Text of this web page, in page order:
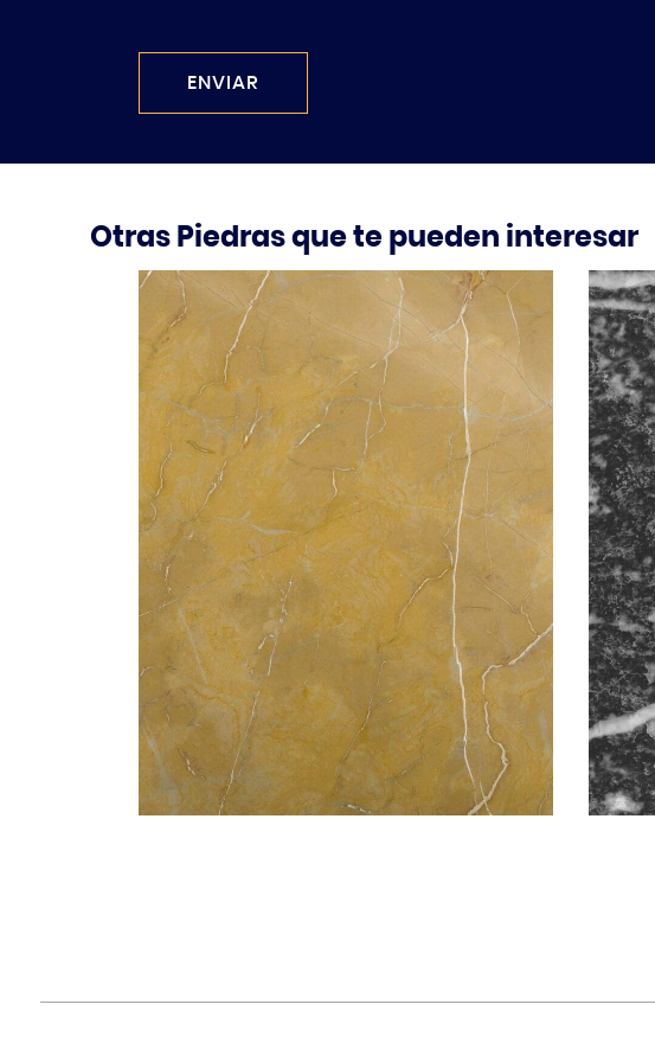
ENVIAR
Otras Piedras que te pueden interesar